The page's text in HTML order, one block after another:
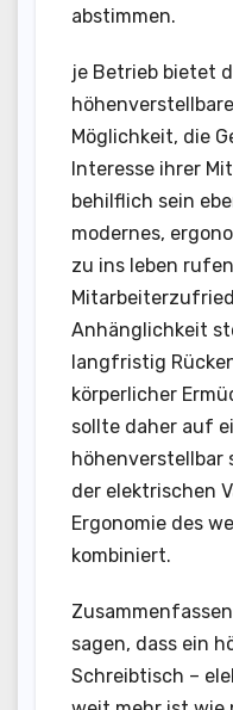
abstimmen.
je Betrieb bietet
Möglichkeit, die
Interesse ihrer
behilflich sein
modernes,
zu ins leben
Anhänglichkeit
langfristig
körperlicher
sollte daher auf
höhenverstellbar
der elektrischen
Ergonomie des
kombiniert.
sagen, dass ein
Schreibtisch –